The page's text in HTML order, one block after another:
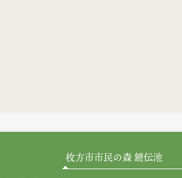
枚方市市民の森 鏡伝池